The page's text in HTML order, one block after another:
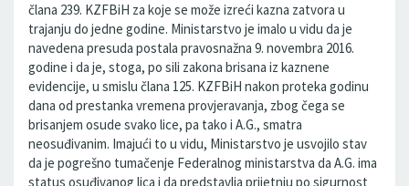
člana 239. KZFBiH za koje se može izreći kazna zatvora u
trajanju do jedne godine. Ministarstvo je imalo u vidu da je
navedena presuda postala pravosnažna 9. novembra 2016.
godine i da je, stoga, po sili zakona brisana iz kaznene
evidencije, u smislu člana 125. KZFBiH nakon proteka godinu
dana od prestanka vremena provjeravanja, zbog čega se
brisanjem osude svako lice, pa tako i A.G., smatra
neosuđivanim. Imajući to u vidu, Ministarstvo je usvojilo stav
da je pogrešno tumačenje Federalnog ministarstva da A.G. ima
status osuđivanog lica i da predstavlja prijetnju po sigurnost